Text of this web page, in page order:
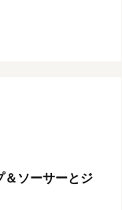
＆ソーサーとジ